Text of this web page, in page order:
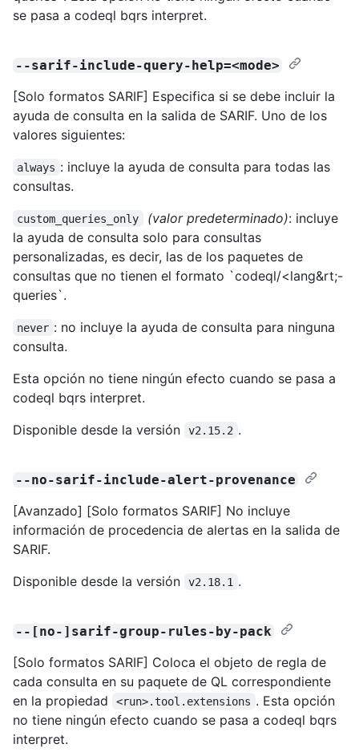
se pasa a codeql bqrs interpret.
--sarif-include-query-help=<mode>
[Solo formatos SARIF] Especifica si se debe incluir la
ayuda de consulta en la salida de SARIF. Uno de los
valores siguientes:
always : incluye la ayuda de consulta para todas las
consultas.
custom_queries_only (valor predeterminado): incluye
la ayuda de consulta solo para consultas
personalizadas, es decir, las de los paquetes de
consultas que no tienen el formato `codeql/<lang&rt;-
queries`.
never : no incluye la ayuda de consulta para ninguna
consulta.
Esta opción no tiene ningún efecto cuando se pasa a
codeql bqrs interpret.
Disponible desde la versión
v2.15.2 .
--no-sarif-include-alert-provenance
[Avanzado] [Solo formatos SARIF] No incluye
información de procedencia de alertas en la salida de
SARIF.
Disponible desde la versión
v2.18.1 .
--[no-]sarif-group-rules-by-pack
[Solo formatos SARIF] Coloca el objeto de regla de
cada consulta en su paquete de QL correspondiente
en la propiedad
<run>.tool.extensions . Esta opción
no tiene ningún efecto cuando se pasa a codeql bqrs
interpret.